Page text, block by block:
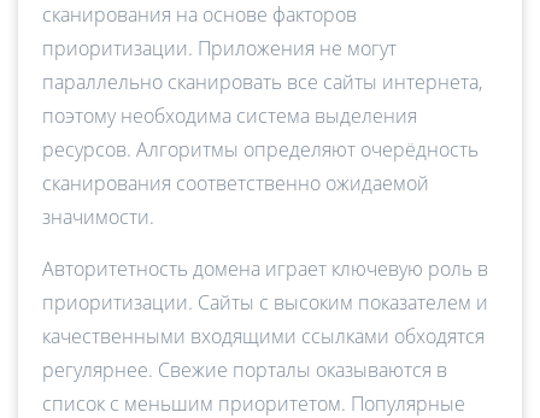
сканирования на основе факторов
приоритизации. Приложения не могут
параллельно сканировать все сайты интернета,
поэтому необходима система выделения
ресурсов. Алгоритмы определяют очерёдность
сканирования соответственно ожидаемой
значимости.
Авторитетность домена играет ключевую роль в
приоритизации. Сайты с высоким показателем и
качественными входящими ссылками обходятся
регулярнее. Свежие порталы оказываются в
список с меньшим приоритетом. Популярные